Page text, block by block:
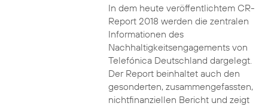
In dem heute veröffentlichtem CR-
Report 2018 werden die zentralen
Informationen des
Nachhaltigkeitsengagements von
Telefónica Deutschland dargelegt.
Der Report beinhaltet auch den
gesonderten, zusammengefassten,
nichtfinanziellen Bericht und zeigt